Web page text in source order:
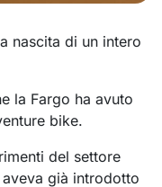
nascita di un intero
la Fargo ha avuto
bike.
del settore
già introdotto